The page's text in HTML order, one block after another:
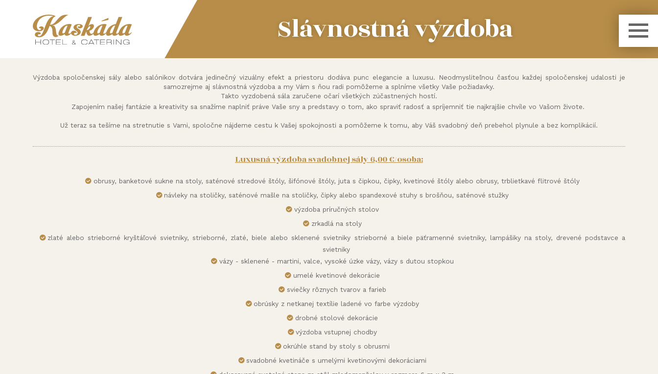
Slávnostná výzdoba
Výzdoba spoločenskej sály alebo salónikov dotvára jedinečný vizuálny efekt a priestoru dodáva punc elegancie a luxusu. Neodmysliteľnou časťou každej spoločenskej udalosti je
samozrejme aj slávnostná výzdoba a my Vám s ňou radi pomôžeme a splníme všetky Vaše požiadavky.
Takto vyzdobená sála zaručene očarí všetkých zúčastnených hostí.
Zapojením našej fantázie a kreativity sa snažíme naplniť práve Vaše sny a predstavy o tom, ako spraviť radosť a spríjemniť tie najkrajšie chvíle vo Vašom živote.
Už teraz sa tešíme na stretnutie s Vami, spoločne nájdeme cestu k Vašej spokojnosti a pomôžeme k tomu, aby Váš svadobný deň prebehol plynule a bez komplikácií.
Luxusná výzdoba svadobnej sály 6,00 €/osoba:
obrusy, banketové sukne na stoly, saténové stredové štóly, šifónové štóly, juta s čipkou, čipky, kvetinové štóly alebo obrusy, trblietkavé flitrové štóly
návleky na stoličky, saténové mašle na stoličky, čipky alebo spandexové stuhy s brošňou, saténové stužky
výzdoba príručných stolov
zrkadlá na stoly
zlaté alebo strieborné kryštáľové svietniky, strieborné, zlaté, biele alebo sklenené svietniky strieborné a biele päťramenné svietniky, lampášiky na stoly, drevené podstavce a
svietniky
vázy - sklenené - martini, valce, vysoké úzke vázy, vázy s dutou stopkou
umelé kvetinové dekorácie
sviečky rôznych tvarov a farieb
obrúsky z netkanej textílie ladené vo farbe výzdoby
drobné stolové dekorácie
výzdoba vstupnej chodby
okrúhle stand by stoly s obrusmi
svadobné kvetináče s umelými kvetinovými dekoráciami